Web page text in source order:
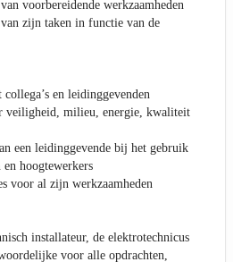
voorbereidende werkzaamheden
zijn taken in functie van de
collega’s en leidinggevenden
veiligheid, milieu, energie, kwaliteit
een leidinggevende bij het gebruik
hoogtewerkers
voor al zijn werkzaamheden
installateur, de elektrotechnicus
voor alle opdrachten,